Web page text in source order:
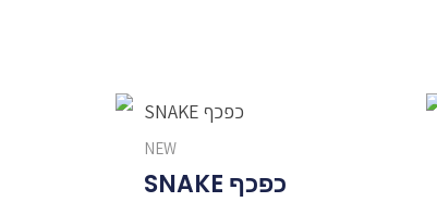
NEW
כפכף SNAKE